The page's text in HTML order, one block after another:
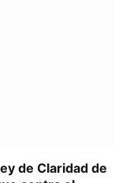
de Claridad de